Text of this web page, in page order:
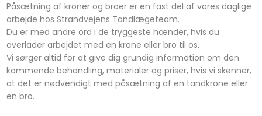
Påsætning af kroner og broer er en fast del af vores daglige
arbejde hos Strandvejens Tandlægeteam.
​Du er med andre ord i de tryggeste hænder, hvis du
overlader arbejdet med en krone eller bro til os.
​Vi sørger altid for at give dig grundig information om den
kommende behandling, materialer og priser, hvis vi skønner,
at det er nødvendigt med påsætning af en tandkrone eller
en bro.